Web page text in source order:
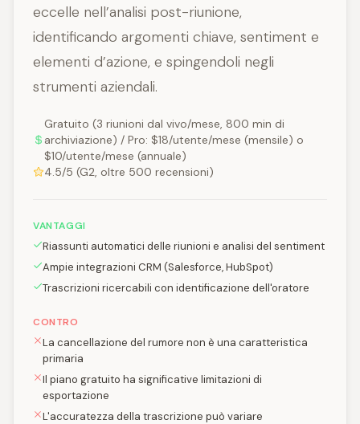
eccelle nell’analisi post-riunione,
identificando argomenti chiave, sentiment e
elementi d’azione, e spingendoli negli
strumenti aziendali.
Gratuito (3 riunioni dal vivo/mese, 800 min di
archiviazione) / Pro: $18/utente/mese (mensile) o
$10/utente/mese (annuale)
4.5/5 (G2, oltre 500 recensioni)
VANTAGGI
Riassunti automatici delle riunioni e analisi del sentiment
Ampie integrazioni CRM (Salesforce, HubSpot)
Trascrizioni ricercabili con identificazione dell'oratore
CONTRO
La cancellazione del rumore non è una caratteristica
primaria
Il piano gratuito ha significative limitazioni di
esportazione
L'accuratezza della trascrizione può variare